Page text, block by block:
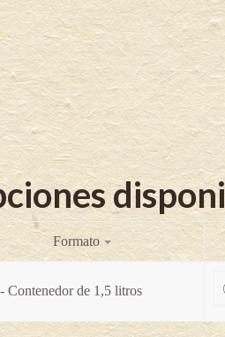
Formato
Contenedor de 1,5 litros